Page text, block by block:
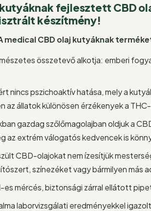
kutyáknak fejlesztett CBD
készítmény!
medical CBD olaj kutyáknak
összetevő alkotja: emberi
nincs pszichoaktív hatása, mely a
az állatok különösen érzékenyek a
gazdag szőlőmagolajban oldjuk a
az extrém válogatós kedvencek is
CBD-olajokat nem ízesítjük
színezéket vagy bármilyen más
es mércés, biztonsági zárral ellátott
laborvizsgálati eredményekkel